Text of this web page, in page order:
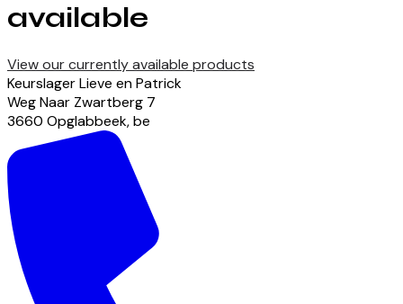
available
View our currently available products
Keurslager Lieve en Patrick
Weg Naar Zwartberg 7
3660 Opglabbeek,be